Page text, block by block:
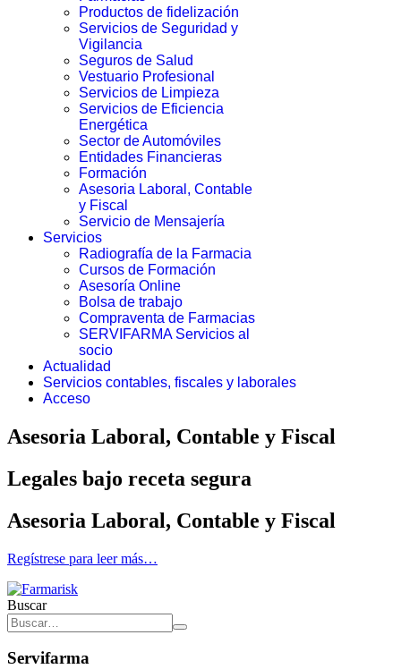
Productos de fidelización
Servicios de Seguridad y
Vigilancia
Seguros de Salud
Vestuario Profesional
Servicios de Limpieza
Servicios de Eficiencia
Energética
Sector de Automóviles
Entidades Financieras
Formación
Asesoria Laboral, Contable
y Fiscal
Servicio de Mensajería
Servicios
Radiografía de la Farmacia
Cursos de Formación
Asesoría Online
Bolsa de trabajo
Compraventa de Farmacias
SERVIFARMA Servicios al
socio
Actualidad
Servicios contables, fiscales y laborales
Acceso
Asesoria Laboral, Contable y Fiscal
Legales bajo receta segura
Asesoria Laboral, Contable y Fiscal
Regístrese para leer más…
Buscar
Servifarma